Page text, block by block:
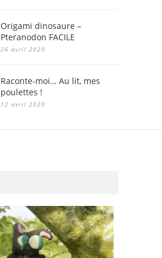
Origami dinosaure –
Pteranodon FACILE
26 avril 2020
Raconte-moi… Au lit, mes
poulettes !
12 avril 2020